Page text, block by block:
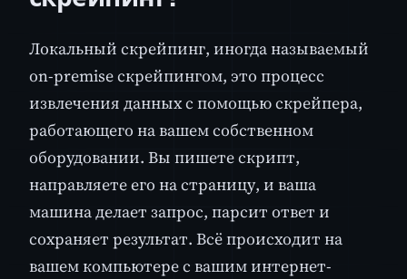
Локальный скрейпинг, иногда называемый
on-premise скрейпингом, это процесс
извлечения данных с помощью скрейпера,
работающего на вашем собственном
оборудовании. Вы пишете скрипт,
направляете его на страницу, и ваша
машина делает запрос, парсит ответ и
сохраняет результат. Всё происходит на
вашем компьютере с вашим интернет-